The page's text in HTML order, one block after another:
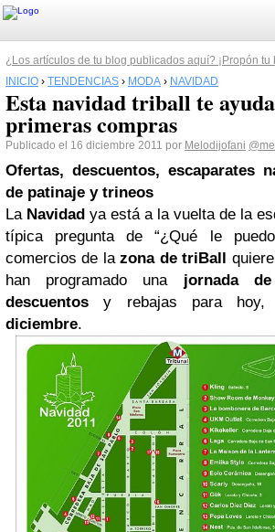
¿Los artículos de tu blog publicados aquí? ¡Propón tu
INICIO › TENDENCIAS › MODA › NAVIDAD
Esta navidad triball te
primeras compras
Publicado el 16 diciembre 2011 por Melodijofani
Ofertas, descuentos, escaparates
de patinaje y trineos
La Navidad ya está a la vuelta de la
típica pregunta de “¿Qué le
comercios de lazona de triBall
han programado una jornada
descuentos y rebajas para
diciembre.